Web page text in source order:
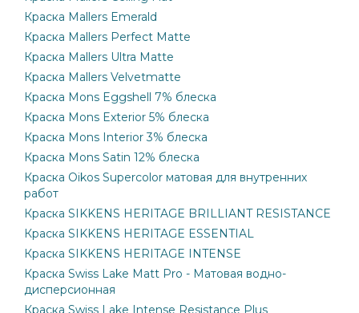
Краска Mallers Emerald
Краска Mallers Perfect Matte
Краска Mallers Ultra Matte
Краска Mallers Velvetmatte
Краска Mons Eggshell 7% блеска
Краска Mons Exterior 5% блеска
Краска Mons Interior 3% блеска
Краска Mons Satin 12% блеска
Краска Oikos Supercolor матовая для внутренних
работ
Краска SIKKENS HERITAGE BRILLIANT RESISTANCE
Краска SIKKENS HERITAGE ESSENTIAL
Краска SIKKENS HERITAGE INTENSE
Краска Swiss Lake Matt Pro - Матовая водно-
дисперсионная
Краска Swiss Lake Intense Resistance Plus